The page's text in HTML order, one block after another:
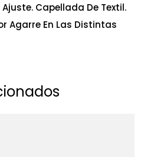
Capellada De Textil.
Agarre En Las Distintas